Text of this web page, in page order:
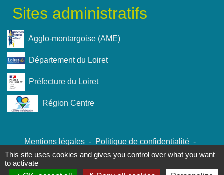
Sites administratifs
Agglo-montargoise (AME)
Département du Loiret
Préfecture du Loiret
Région Centre
Mentions légales - Politique de confidentialité -
Accessibilité - Plan du site - Gestion des cookies
This site uses cookies and gives you control over what you want
to activate